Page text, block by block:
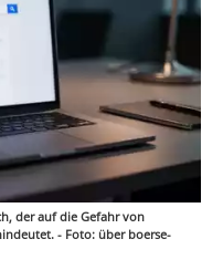
der auf die Gefahr von
- Foto: über boerse-